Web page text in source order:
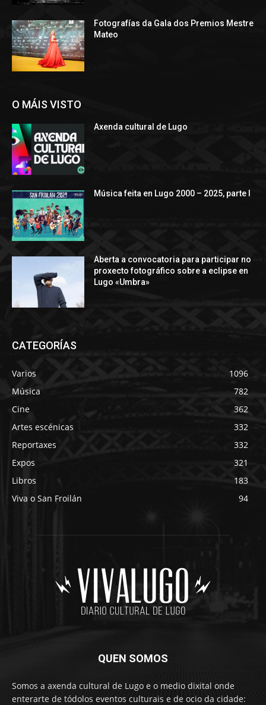
Fotografías da Gala dos Premios Mestre
Mateo
O MÁIS VISTO
Axenda cultural de Lugo
Música feita en Lugo 2000 – 2025, parte I
Aberta a convocatoria para participar no
proxecto fotográfico sobre a eclipse en
Lugo «Umbra»
CATEGORÍAS
Varios
1096
Música
782
Cine
362
Artes escénicas
332
Reportaxes
332
Expos
321
Libros
183
Viva o San Froilán
94
QUEN SOMOS
Somos a axenda cultural de Lugo e o medio dixital onde
enterarte de tódolos eventos culturais e de ocio da cidade: